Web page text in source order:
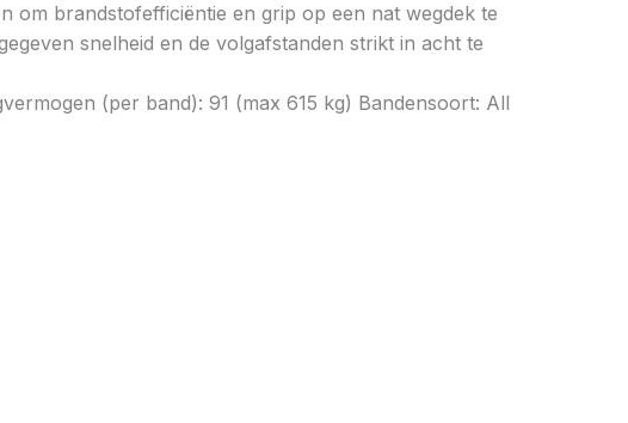
om brandstofefficiëntie en grip op een nat wegdek te
snelheid en de volgafstanden strikt in acht te
(per band): 91 (max 615 kg) Bandensoort: All